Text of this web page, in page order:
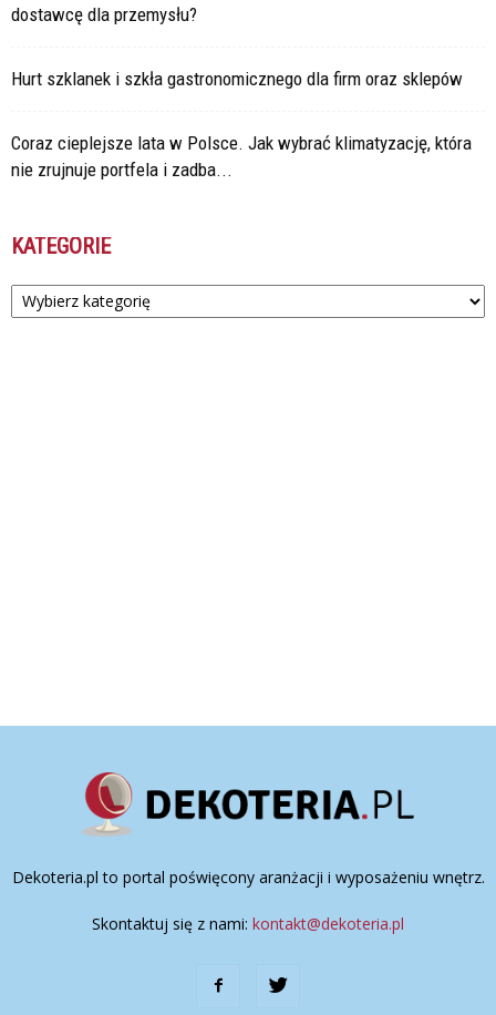
dostawcę dla przemysłu?
Hurt szklanek i szkła gastronomicznego dla firm oraz sklepów
Coraz cieplejsze lata w Polsce. Jak wybrać klimatyzację, która
nie zrujnuje portfela i zadba...
KATEGORIE
Kategorie
Dekoteria.pl to portal poświęcony aranżacji i wyposażeniu wnętrz.
Skontaktuj się z nami: kontakt@dekoteria.pl